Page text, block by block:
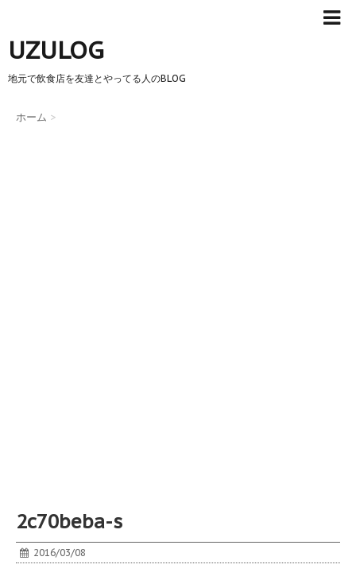
UZULOG
地元で飲食店を友達とやってる人のBLOG
ホーム >
2c70beba-s
2016/03/08